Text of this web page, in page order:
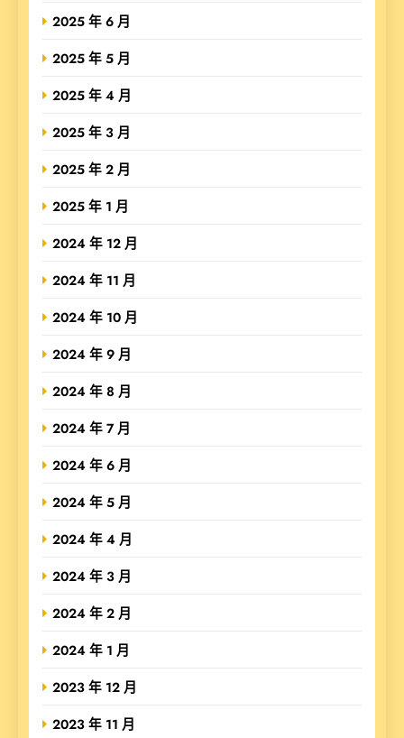
2025 年 6 月
2025 年 5 月
2025 年 4 月
2025 年 3 月
2025 年 2 月
2025 年 1 月
2024 年 12 月
2024 年 11 月
2024 年 10 月
2024 年 9 月
2024 年 8 月
2024 年 7 月
2024 年 6 月
2024 年 5 月
2024 年 4 月
2024 年 3 月
2024 年 2 月
2024 年 1 月
2023 年 12 月
2023 年 11 月